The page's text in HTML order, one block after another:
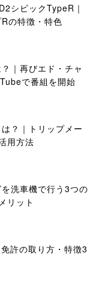
シビックTypeR｜
の特徴・特色
｜再びエド・チャ
で番組を開始
？｜トリップメー
用方法
洗車機で行う3つの
リット
許の取り方・特徴3